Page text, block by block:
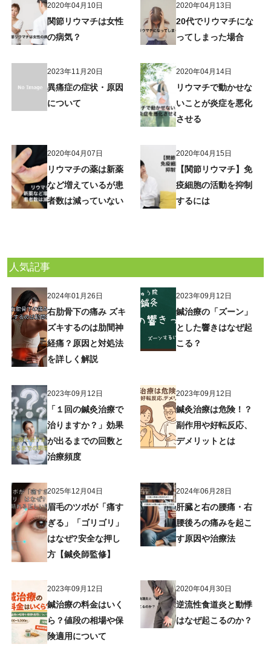
2020年04月10日
関節リウマチは女性
の病気？
2020年04月13日
20代でリウマチにな
ってしまった場合
2023年11月20日
異痛症の症状・原因
について
2020年04月14日
リウマチで動かせな
いことが炎症を悪化
させる
2020年04月07日
リウマチの薬は新薬
など増えているが患
者数は減っていない
2020年04月15日
【関節リウマチ】免
疫細胞の活動を抑制
するには
人気記事
2024年01月26日
右肋骨下の痛み ズキ
ズキするのは肋間神
経痛？原因と対処法
を詳しく解説
2023年09月12日
鍼治療の「ズーン」
とした響きはなぜ起
こる？
2023年09月12日
「１回の鍼灸治療で
治りますか？」効果
が出るまでの回数と
治療頻度
2023年09月12日
鍼灸治療は危険！？
副作用や好転反応、
デメリットとは
2025年12月04日
眉毛のツボが「痛す
ぎる」「ゴリゴリ」
はなぜ?安全な押し
方【鍼灸師監修】
2024年06月28日
肝臓と右の腰痛・右
腰後ろの痛みを起こ
す原因や治療法
2023年09月12日
鍼治療の料金はいく
ら？値段の相場や保
険適用について
2020年04月30日
逆流性食道炎と動悸
はなぜ起こるのか？